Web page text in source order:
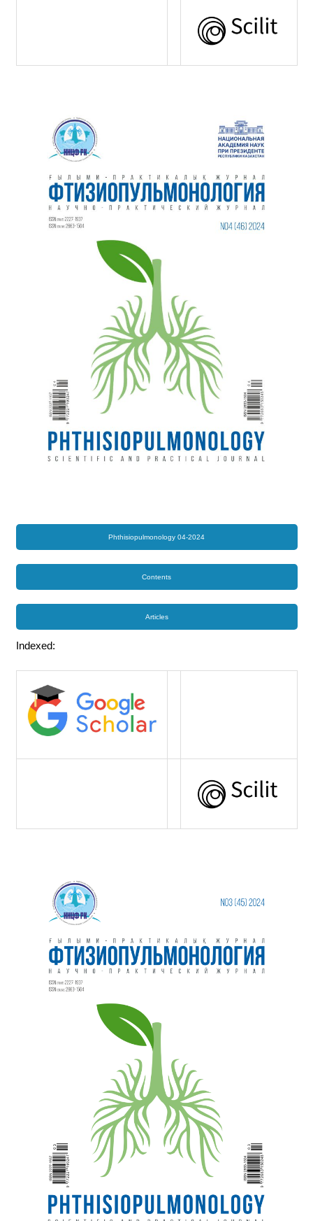
Phthisiopulmonology 04-2024
Contents
Articles
Indexed: